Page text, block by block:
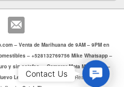
– Venta de Marihuana de 9AM – 9PM en
– +528132769756 Mike Whatsapp –
y sin estafas. – Comprar Mota Monterrey –
Leon
. Todos los Derechos Reservados.
Us
Contact Us